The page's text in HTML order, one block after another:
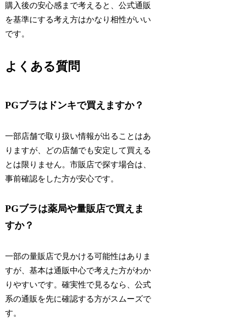
購入後の安心感まで考えると、公式通販
を基準にする考え方はかなり相性がいい
です。
よくある質問
PGブラはドンキで買えますか？
一部店舗で取り扱い情報が出ることはあ
りますが、どの店舗でも安定して買える
とは限りません。市販店で探す場合は、
事前確認をした方が安心です。
PGブラは薬局や量販店で買えま
すか？
一部の量販店で見かける可能性はありま
すが、基本は通販中心で考えた方がわか
りやすいです。確実性で見るなら、公式
系の通販を先に確認する方がスムーズで
す。